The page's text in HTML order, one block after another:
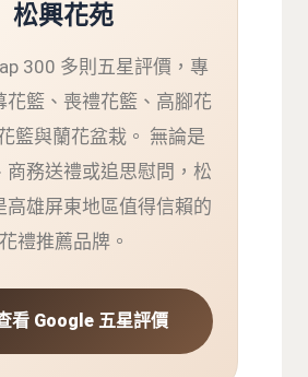
松興花苑
300 多則五星評價，專
花籃、喪禮花籃、高腳花
籃與蘭花盆栽。 無論是
商務送禮或追思慰問，松
高雄屏東地區值得信賴的
花禮推薦品牌。
看 Google 五星評價